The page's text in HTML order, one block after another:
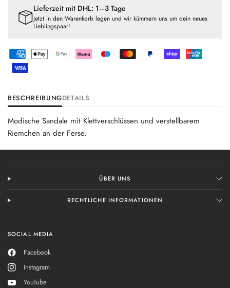
Lieferzeit mit DHL: 1–3 Tage
Jetzt in den Warenkorb legen und wir kümmern uns um dein neues
Lieblingspaar!
BESCHREIBUNGDETAILS
Modische Sandale mit Klettverschlüssen und verstellbarem
Riemchen an der Ferse.
ÜBER UNS
RECHTLICHE INFORMATIONEN
SOCIAL MEDIA
Facebook
Instagram
YouTube